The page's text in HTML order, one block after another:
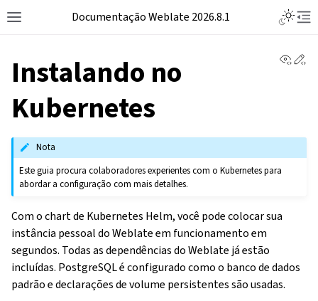
Documentação Weblate 2026.8.1
Instalando no
Kubernetes
Nota
Este guia procura colaboradores experientes com o Kubernetes para
abordar a configuração com mais detalhes.
Com o chart de Kubernetes Helm, você pode colocar sua
instância pessoal do Weblate em funcionamento em
segundos. Todas as dependências do Weblate já estão
incluídas. PostgreSQL é configurado como o banco de dados
padrão e declarações de volume persistentes são usadas.